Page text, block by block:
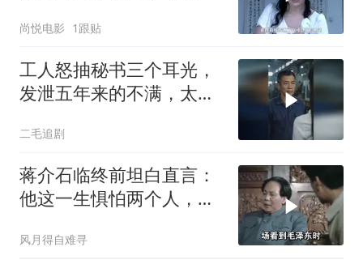
尚悦电影 1跟贴
工人怒抽秘书三个耳光，
发泄五年来的不满，太解
二毛追剧
蒋介石临终前坦白直言：
他这一生惧怕两个人，却
风月得自难寻